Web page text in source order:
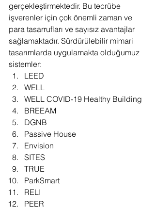
gerçekleştirmektedir. Bu tecrübe
işverenler için çok önemli zaman ve
para tasarrufları ve sayısız avantajlar
sağlamaktadır. Sürdürülebilir mimari
tasarımlarda uygulamakta olduğumuz
sistemler:
LEED
WELL
WELL COVID-19 Healthy Building
BREEAM
DGNB
Passive House
Envision
SITES
TRUE
ParkSmart
RELI
PEER